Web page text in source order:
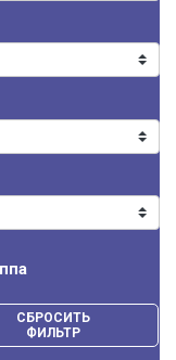
СБРОСИТЬ
ФИЛЬТР